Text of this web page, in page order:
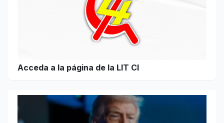
Acceda a la página de la LIT CI